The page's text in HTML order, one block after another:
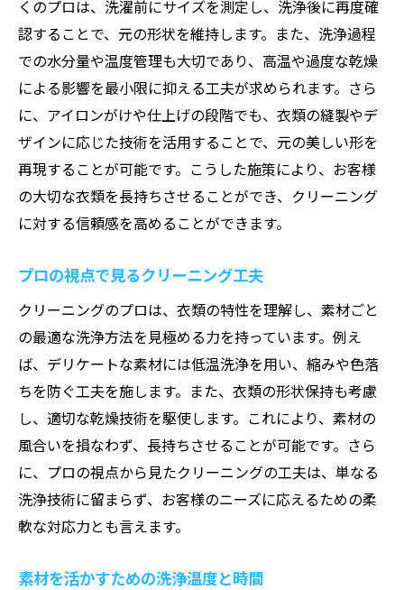
くのプロは、洗濯前にサイズを測定し、洗浄後に再度確
認することで、元の形状を維持します。また、洗浄過程
での水分量や温度管理も大切であり、高温や過度な乾燥
による影響を最小限に抑える工夫が求められます。さら
に、アイロンがけや仕上げの段階でも、衣類の縫製やデ
ザインに応じた技術を活用することで、元の美しい形を
再現することが可能です。こうした施策により、お客様
の大切な衣類を長持ちさせることができ、クリーニング
に対する信頼感を高めることができます。
プロの視点で見るクリーニング工夫
クリーニングのプロは、衣類の特性を理解し、素材ごと
の最適な洗浄方法を見極める力を持っています。例え
ば、デリケートな素材には低温洗浄を用い、縮みや色落
ちを防ぐ工夫を施します。また、衣類の形状保持も考慮
し、適切な乾燥技術を駆使します。これにより、素材の
風合いを損なわず、長持ちさせることが可能です。さら
に、プロの視点から見たクリーニングの工夫は、単なる
洗浄技術に留まらず、お客様のニーズに応えるための柔
軟な対応力とも言えます。
素材を活かすための洗浄温度と時間